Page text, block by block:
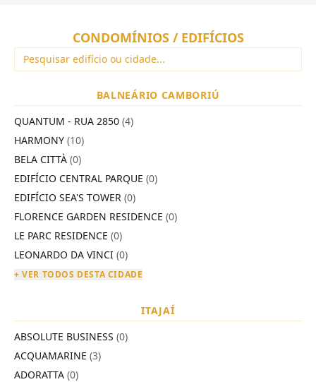
CONDOMÍNIOS / EDIFÍCIOS
BALNEÁRIO CAMBORIÚ
QUANTUM - RUA 2850 (4)
HARMONY (10)
BELA CITTÀ (0)
EDIFÍCIO CENTRAL PARQUE (0)
EDIFÍCIO SEA'S TOWER (0)
FLORENCE GARDEN RESIDENCE (0)
LE PARC RESIDENCE (0)
LEONARDO DA VINCI (0)
+ VER TODOS DESTA CIDADE
ITAJAÍ
ABSOLUTE BUSINESS (0)
ACQUAMARINE (3)
ADORATTA (0)